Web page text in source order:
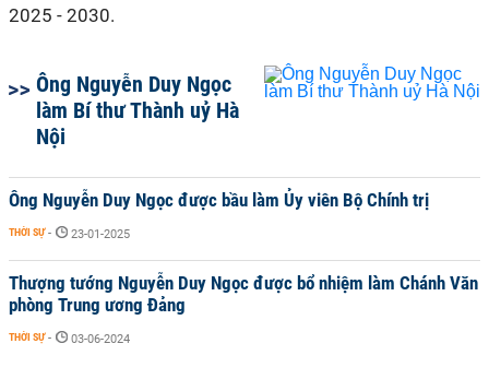
2025 - 2030.
Ông Nguyễn Duy Ngọc
làm Bí thư Thành uỷ Hà
Nội
Ông Nguyễn Duy Ngọc được bầu làm Ủy viên Bộ Chính trị
THỜI SỰ - 23-01-2025
Thượng tướng Nguyễn Duy Ngọc được bổ nhiệm làm Chánh Văn
phòng Trung ương Đảng
THỜI SỰ - 03-06-2024